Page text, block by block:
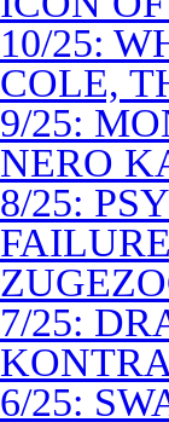
10/25:
COLE,
9/25:
NERO
8/25:
7/25:
6/25: